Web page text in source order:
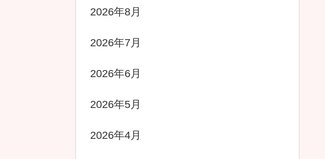
2026年8月
2026年7月
2026年6月
2026年5月
2026年4月